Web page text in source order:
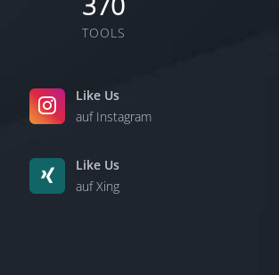
TOOLS
Like Us
auf Instagram
Like Us
auf Xing